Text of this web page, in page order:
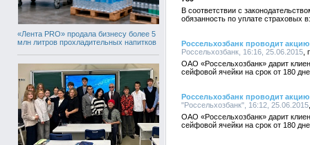
«Лента PRO» продала бизнесу более 5
млн литров прохладительных напитков
В соответствии с
обязанность по уплате страховых
Россельхозбанк проводит
Россельхозбанк, 16:16, 25.06.2015
ОАО «Россельхозбанк» дарит
сейфовой ячейки на срок от 180
Россельхозбанк проводит
"Россельхозбанк", 16:12, 25.06.2015
ОАО «Россельхозбанк» дарит
сейфовой ячейки на срок от 180